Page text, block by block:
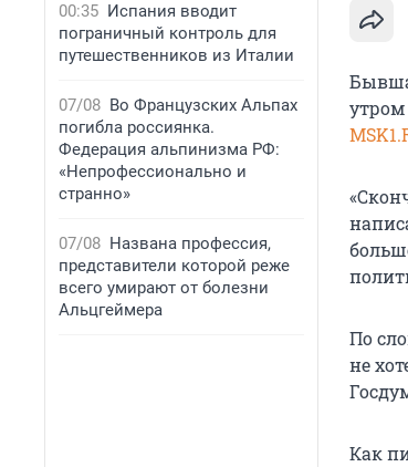
00:35 Испания вводит
пограничный контроль для
путешественников из Италии
07/08 Во Французских Альпах
погибла россиянка.
Федерация альпинизма РФ:
«Непрофессионально и
странно»
07/08 Названа профессия,
представители которой реже
всего умирают от болезни
Альцгеймера
утром
По
не
Как